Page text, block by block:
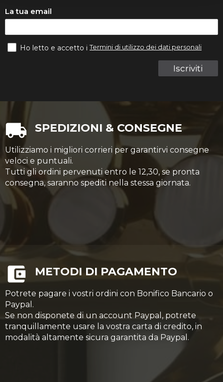
La tua email
Iscriviti
Ho letto e accetto iTermini di utilizzo dei dati personali
SPEDIZIONI & CONSEGNE
Utilizziamo i migliori corrieri per garantirvi consegne
veloci e puntuali.
Tutti gli ordini pervenuti entro le 12,30, se pronta
consegna, saranno spediti nella stessa giornata.
METODI DI PAGAMENTO
Potrete pagare i vostri ordini con Bonifico Bancario o
Paypal.
Se non disponete di un account Paypal, potrete
tranquillamente usare la vostra carta di credito, in
modalità altamente sicura garantita da Paypal.